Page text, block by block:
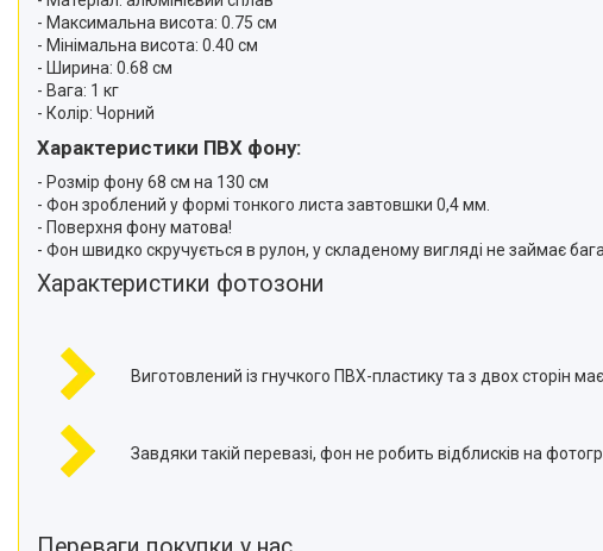
Аксесуари для мобільних
телефонів і смартфонів
Товари для дому
Відеоогляди наших клієнтів
Сертифікати
- Максимальна висота: 0.75 см
- Мінімальна висота: 0.40 см
- Ширина: 0.68 см
- Вага: 1 кг
- Колір: Чорний
Характеристики ПВХ фону:
- Розмір фону 68 см на 130 см
- Фон зроблений у формі тонкого листа завтовшки 0,4 мм.
- Поверхня фону матова!
- Фон швидко скручується в рулон, у складеному вигляді не займає
Характеристики фотозони
Виготовлений із гнучкого ПВХ-пластику та з двох сторін
Завдяки такій перевазі, фон не робить відблисків на